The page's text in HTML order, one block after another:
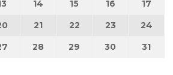
2025
13 augustus 2025
14 14 augustus 2025
15 15 augustus 2025
16 16 17
2025
20 augustus 2025
21 21 augustus 2025
22 22 augustus 2025
23 23 24
2025
27 augustus 2025
28 28 augustus 2025
29 29 augustus 2025
30 30 31